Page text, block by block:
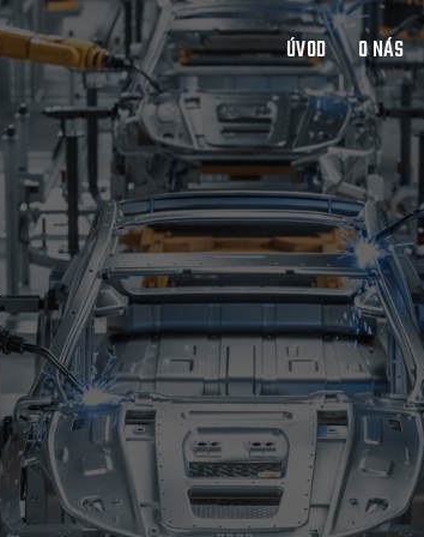
ÚVOD O NÁS